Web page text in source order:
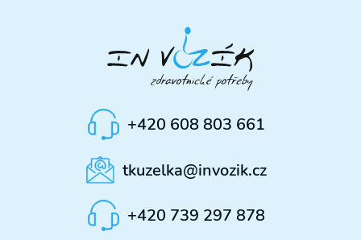
+420 608 803 661
tkuzelka@invozik.cz
+420 739 297 878